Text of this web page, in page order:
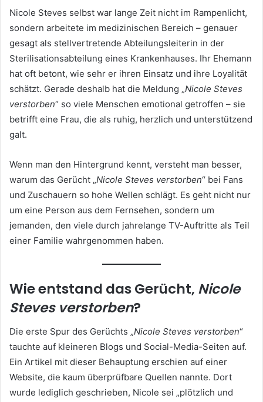
Nicole Steves selbst war lange Zeit nicht im Rampenlicht,
sondern arbeitete im medizinischen Bereich – genauer
gesagt als stellvertretende Abteilungsleiterin in der
Sterilisationsabteilung eines Krankenhauses. Ihr Ehemann
hat oft betont, wie sehr er ihren Einsatz und ihre Loyalität
schätzt. Gerade deshalb hat die Meldung „Nicole Steves
verstorben“ so viele Menschen emotional getroffen – sie
betrifft eine Frau, die als ruhig, herzlich und unterstützend
galt.
Wenn man den Hintergrund kennt, versteht man besser,
warum das Gerücht „Nicole Steves verstorben“ bei Fans
und Zuschauern so hohe Wellen schlägt. Es geht nicht nur
um eine Person aus dem Fernsehen, sondern um
jemanden, den viele durch jahrelange TV-Auftritte als Teil
einer Familie wahrgenommen haben.
Wie entstand das Gerücht, Nicole
Steves verstorben?
Die erste Spur des Gerüchts „Nicole Steves verstorben“
tauchte auf kleineren Blogs und Social-Media-Seiten auf.
Ein Artikel mit dieser Behauptung erschien auf einer
Website, die kaum überprüfbare Quellen nannte. Dort
wurde lediglich geschrieben, Nicole sei „plötzlich und